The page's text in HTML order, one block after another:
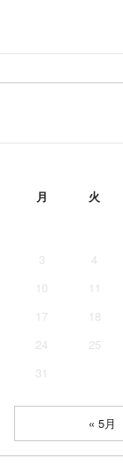
月 火
3
4
10
11
17
18
24
25
31
« 5月